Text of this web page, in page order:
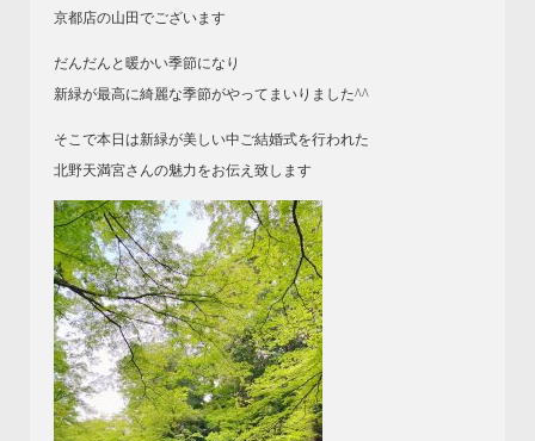
京都店の山田でございます
だんだんと暖かい季節になり
新緑が最高に綺麗な季節がやってまいりました^^
そこで本日は新緑が美しい中ご結婚式を行われた
北野天満宮さんの魅力をお伝え致します